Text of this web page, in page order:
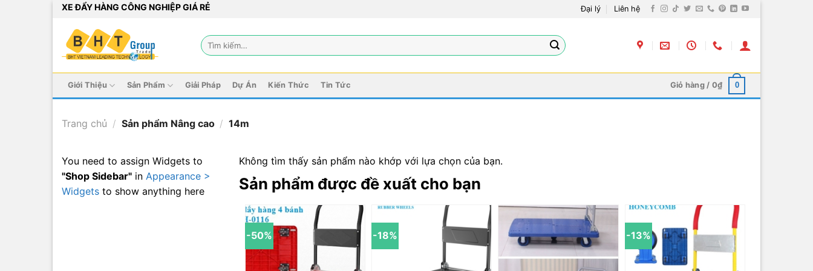
Bỏ
dung
XE ĐẨY HÀNG CÔNG NGHIỆP GIÁ RẺ Đại lý Liên hệ
Tìm
kiếm:
Giới Thiệu Sản Phẩm Giải Pháp Dự Án Kiến Thức Tin Tức Giỏ hàng / 0₫ 0
Trang chủ / Sản phẩm Nâng cao / 14m
You need to assign Widgets to
"Shop Sidebar" in Appearance >
Widgets to show anything here
Không tìm thấy sản phẩm nào khớp với lựa chọn của bạn.
Sản phẩm được đề xuất cho bạn
-50% -18% -13%